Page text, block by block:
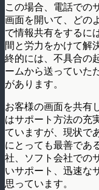
この場合、電話での
画面を開いて、どの
で情報共有をするに
間と労力をかけて解
終的には、不具合の
ームから送っていた
があります。
お客様の画面を共有
はサポート方法の充
ていますが、現状で
にとっても最善であ
社、ソフト会社での
いサポート、迅速な
思っています。